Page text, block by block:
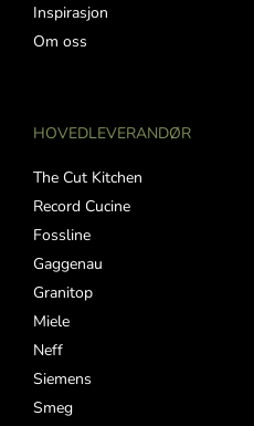
Inspirasjon
Om oss
HOVEDLEVERANDØR
The Cut Kitchen
Record Cucine
Fossline
Gaggenau
Granitop
Miele
Neff
Siemens
Smeg